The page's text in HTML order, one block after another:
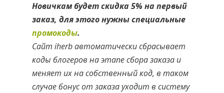
Новичкам будет скидка 5% на первый
заказ, для этого нужны специальные
промокоды.
Сайт iherb автоматически сбрасывает
коды блогеров на этапе сбора заказа и
меняет их на собственный код, в таком
случае бонус от заказа уходит в систему